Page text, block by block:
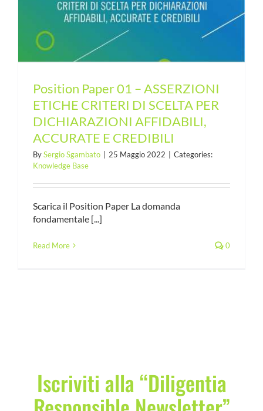
Position Paper 01 – ASSERZIONI
ETICHE CRITERI DI SCELTA PER
DICHIARAZIONI AFFIDABILI,
ACCURATE E CREDIBILI
BySergio Sgambato 25 Maggio 2022
Categories:
Knowledge Base
Scarica il Position Paper La domanda
fondamentale [...]
Read More 0
Iscriviti alla “Diligentia